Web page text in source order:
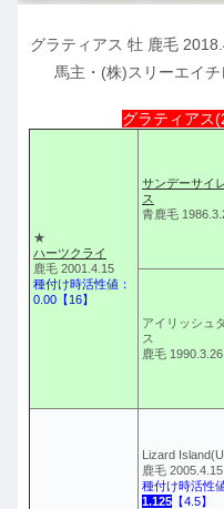
グラティアス 牡 鹿毛
馬主・(株)スリーエイ
グラティアス
★
ハーツクライ
鹿毛 2001.4.15
種付け時活性値：
0.00【16】
サンデーサイ
ス
青鹿毛
アイリッシュ
ス
鹿毛 1990.3.26
Lizard
鹿毛 2005.4.15
種付け時活性
1.125 【4.5】